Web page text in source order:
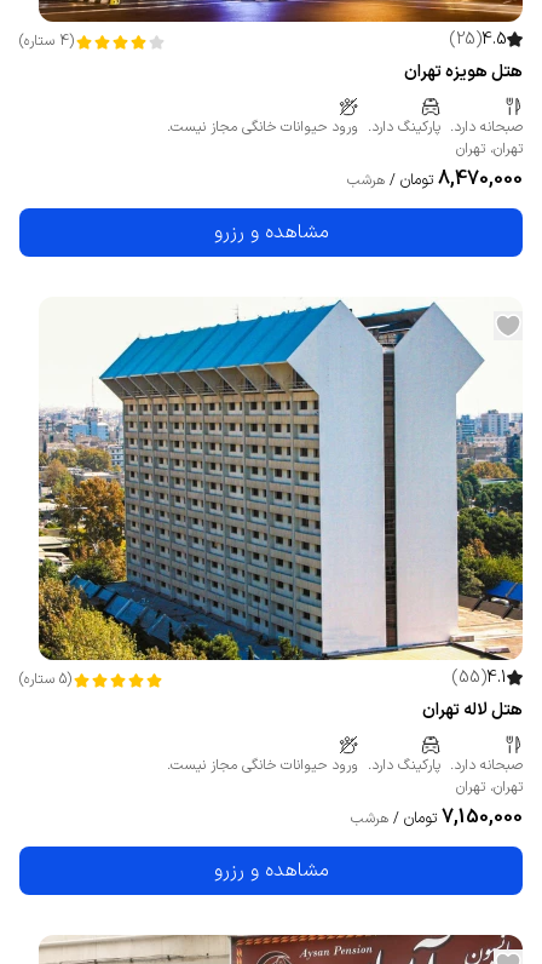
4.5
(
25
)
(
4 ستاره)
هتل هویزه تهران
صبحانه دارد. پارکینگ دارد. ورود حیوانات خانگی مجاز نیست.
تهران، تهران
8,470,000 تومان / هرشب
مشاهده و رزرو
4.1
(
55
)
(
5 ستاره)
هتل لاله تهران
صبحانه دارد. پارکینگ دارد. ورود حیوانات خانگی مجاز نیست.
تهران، تهران
7,150,000 تومان / هرشب
مشاهده و رزرو